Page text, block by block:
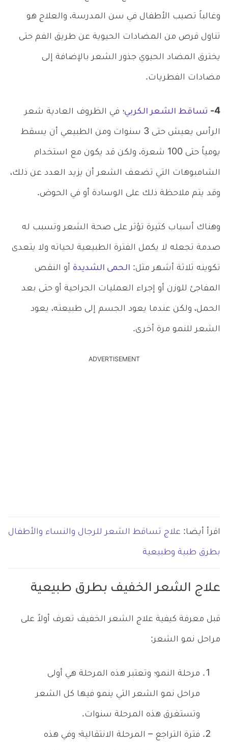
وغالباً تصيب الأطفال في سن المدرسة، والعلاج هو
تناول قرص من المضادات الحيوية عن طريق الفم حتى
يخترق المضاد الحيوي جذور الشعر بالإضافة إلى
مضادات الفطريات.
4- تساقط الشعر الكربي؛ في الظروف العادية شعر
الرأس يعيش حتى 3 سنوات ومن الطبيعي أن يسقط
يومياً حتى 100 شعرة، ولكن قد يكون مع استخدام
الشامبوهات التي تضعف الشعر أن يزيد العدد عن ذلك،
وقد يتم ملاحظة ذلك على الوسادة أو في الحوض.
وهناك أسباب كثيرة تؤثر على صحة الشعر وتسبب له
صدمة تجعله لا يكمل الفترة الطبيعية لحياته ولا يتعدى
تكوينه ثلاثة أشهر مثل: الحمى الشديدة أو النقص
المفاجئ للوزن أو إجراء العمليات الجراحية أو حتى بعد
الحمل، ولكن عندما يعود الجسم إلى طبيعته، يعود
الشعر للنمو مرة أخرى.
ADVERTISEMENT
اقرأ أيضا: علاج تساقط الشعر للرجال والنساء والأطفال
بطرق طبية وطبيعية
علاج الشعر الخفيف بطرق طبيعية
قبل معرفة كيفية علاج الشعر الخفيف تعرف أولاً على
مراحل نمو الشعر:
مرحلة النمو؛ وتعتبر هذه المرحلة هي أولى
مراحل نمو الشعر التي ينمو فيها كل الشعر
وتستغرق هذه المرحلة سنوات.
فترة التراجع – المرحلة الانتقالية؛ وفي هذه